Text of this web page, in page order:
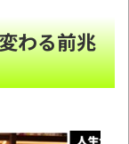
る「県道635号
す
NEW!
5割くらいい
ｗｗ
結婚を発表
わる前兆